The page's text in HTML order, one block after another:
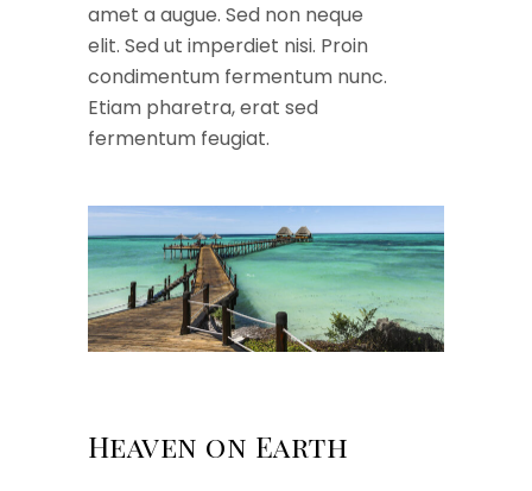
amet a augue. Sed non neque
elit. Sed ut imperdiet nisi. Proin
condimentum fermentum nunc.
Etiam pharetra, erat sed
fermentum feugiat.
Heaven on Earth